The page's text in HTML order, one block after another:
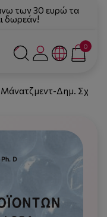
των 30 ευρώ τα
δωρεάν!
0
Δημ.